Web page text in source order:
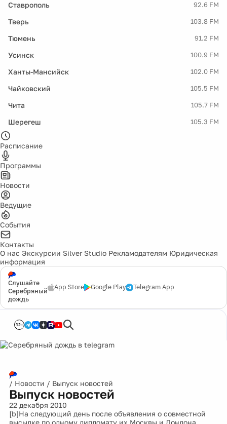
Ставрополь 92.6 FM
Тверь 103.8 FM
Тюмень 91.2 FM
Усинск 100.9 FM
Ханты-Мансийск 102.0 FM
Чайковский 105.5 FM
Чита 105.7 FM
Шерегеш 105.3 FM
Расписание
Программы
Новости
Ведущие
События
Контакты
О нас Экскурсии Silver Studio Рекламодателям Юридическая
информация
Слушайте
Серебряный
дождь
App Store Google Play Telegram App
12+
/ Новости / Выпуск новостей
Выпуск новостей
22 декабря 2010
[b]На следующий день после объявления о совместной